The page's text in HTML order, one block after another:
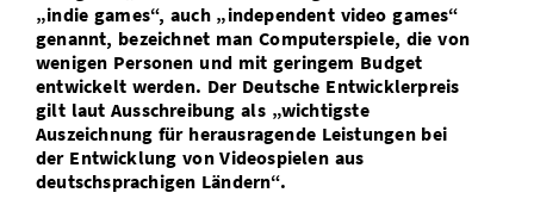
„indie games“, auch „independent video games“
genannt, bezeichnet man Computerspiele, die von
wenigen Personen und mit geringem Budget
entwickelt werden. Der Deutsche Entwicklerpreis
gilt laut Ausschreibung als „wichtigste
Auszeichnung für herausragende Leistungen bei
der Entwicklung von Videospielen aus
deutschsprachigen Ländern“.